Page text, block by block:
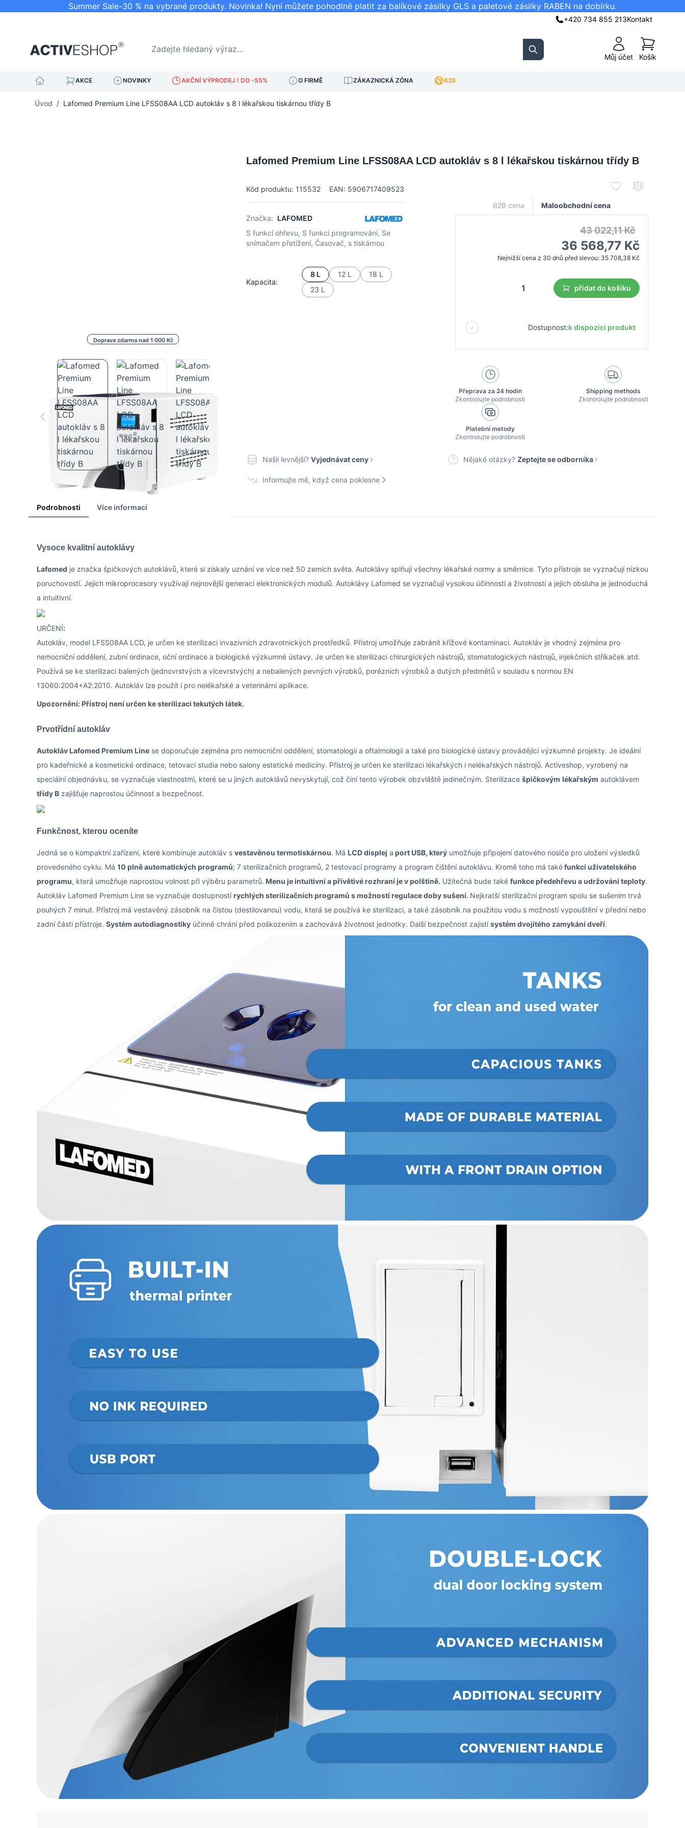
Summer Sale-30 % na vybrané produkty. Novinka! Nyní můžete pohodlně platit za balíkové zásilky GLS a paletové zásilky RABEN na dobírku.
+420 734 855 213Kontakt
Zadejte hledaný výraz...
Search Můj účet
Košík
Košík
AKCE NOVINKY AKČNÍ VÝPRODEJ ! DO -55% O FIRMĚ ZÁKAZNICKÁ ZÓNA B2B
Úvod / Lafomed Premium Line LFSS08AA LCD autokláv s 8 l lékařskou tiskárnou třídy B
Doprava zdarma nad 1 000 Kč
Lafomed Premium Line LFSS08AA LCD autokláv s 8 l lékařskou tiskárnou třídy B
Kód produktu: 115532 EAN: 5906717409523
Značka: LAFOMED
S funkcí ohřevu, S funkcí programování, Se
snímačem přetížení, Časovač, s tiskárnou
Kapacita:
8 L 12 L
18 L
23 L
B2B cena Maloobchodní cena
43 022,11 Kč
36 568,77 Kč
Nejnižší cena z 30 dnů před slevou: 35 708,38 Kč
přidat do košíku
Dostupnost:k dispozici produkt
Přeprava za 24 hodin
Zkontrolujte podrobnosti
Shipping methods
Zkontrolujte podrobnosti
Platební metody
Zkontrolujte podrobnosti
Našli levnější? Vyjednávat ceny Nějaké otázky? Zeptejte se odborníka
Informujte mě, když cena poklesne
Podrobnosti Více informací
Vysoce kvalitní autoklávy
Lafomed je značka špičkových autoklávů, které si získaly uznání ve více než 50 zemích světa. Autoklávy splňují všechny lékařské normy a směrnice. Tyto přístroje se vyznačují nízkou
poruchovostí. Jejich mikroprocesory využívají nejnovější generaci elektronických modulů. Autoklávy Lafomed se vyznačují vysokou účinností a životností a jejich obsluha je jednoduchá
a intuitivní.
URČENÍ:
Autokláv, model LFSS08AA LCD, je určen ke sterilizaci invazivních zdravotnických prostředků. Přístroj umožňuje zabránit křížové kontaminaci. Autokláv je vhodný zejména pro
nemocniční oddělení, zubní ordinace, oční ordinace a biologické výzkumné ústavy. Je určen ke sterilizaci chirurgických nástrojů, stomatologických nástrojů, injekčních stříkaček atd.
Používá se ke sterilizaci balených (jednovrstvých a vícevrstvých) a nebalených pevných výrobků, porézních výrobků a dutých předmětů v souladu s normou EN
13060:2004+A2:2010. Autokláv lze použít i pro nelékařské a veterinární aplikace.
Upozornění: Přístroj není určen ke sterilizaci tekutých látek.
Prvotřídní autokláv
Autokláv Lafomed Premium Line se doporučuje zejména pro nemocniční oddělení, stomatologii a oftalmologii a také pro biologické ústavy provádějící výzkumné projekty. Je ideální
pro kadeřnické a kosmetické ordinace, tetovací studia nebo salony estetické medicíny. Přístroj je určen ke sterilizaci lékařských i nelékařských nástrojů. Activeshop, vyrobený na
speciální objednávku, se vyznačuje vlastnostmi, které se u jiných autoklávů nevyskytují, což činí tento výrobek obzvláště jedinečným. Sterilizace špičkovým lékařským autoklávem
třídy B zajišťuje naprostou účinnost a bezpečnost.
Funkčnost, kterou oceníte
Jedná se o kompaktní zařízení, které kombinuje autokláv s vestavěnou termotiskárnou. Má LCD displej a port USB, který umožňuje připojení datového nosiče pro uložení výsledků
provedeného cyklu. Má 10 plně automatických programů; 7 sterilizačních programů, 2 testovací programy a program čištění autoklávu. Kromě toho má takéfunkci uživatelského
programu, která umožňuje naprostou volnost při výběru parametrů. Menu je intuitivní a přívětivé rozhraní je v polštině. Užitečná bude také funkce předehřevu a udržování teploty.
Autokláv Lafomed Premium Line se vyznačuje dostupnostírychlých sterilizačních programů s možností regulace doby sušení. Nejkratší sterilizační program spolu se sušením trvá
pouhých 7 minut. Přístroj má vestavěný zásobník na čistou (destilovanou) vodu, která se používá ke sterilizaci, a také zásobník na použitou vodu s možností vypouštění v přední nebo
zadní části přístroje. Systém autodiagnostiky účinně chrání před poškozením a zachovává životnost jednotky. Další bezpečnost zajistísystém dvojitého zamykání dveří.